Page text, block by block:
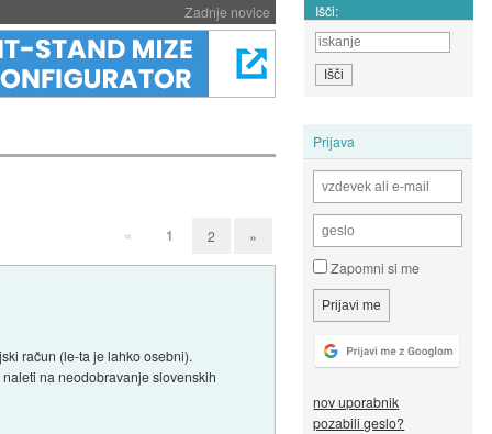
Zadnje novice Išči:
Prijava
Zapomni si me
nov uporabnik
pozabili geslo?
« 1 2 »
račun (le-ta je lahko osebni).
na neodobravanje slovenskih